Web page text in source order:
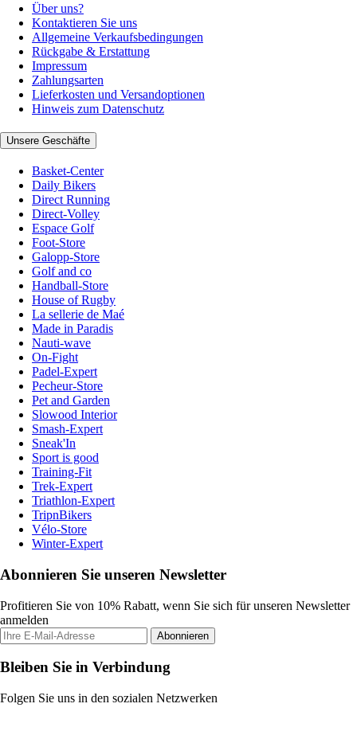
Über uns?
Kontaktieren Sie uns
Allgemeine Verkaufsbedingungen
Rückgabe & Erstattung
Impressum
Zahlungsarten
Lieferkosten und Versandoptionen
Hinweis zum Datenschutz
Unsere Geschäfte
Basket-Center
Daily Bikers
Direct Running
Direct-Volley
Espace Golf
Foot-Store
Galopp-Store
Golf and co
Handball-Store
House of Rugby
La sellerie de Maé
Made in Paradis
Nauti-wave
On-Fight
Padel-Expert
Pecheur-Store
Pet and Garden
Slowood Interior
Smash-Expert
Sneak'In
Sport is good
Training-Fit
Trek-Expert
Triathlon-Expert
TripnBikers
Vélo-Store
Winter-Expert
Abonnieren Sie unseren Newsletter
Profitieren Sie von 10% Rabatt, wenn Sie sich für unseren Newsletter
anmelden
Abonnieren
Bleiben Sie in Verbindung
Folgen Sie uns in den sozialen Netzwerken